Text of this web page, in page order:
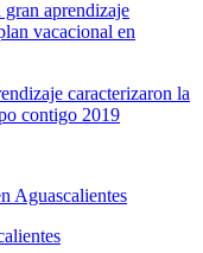
caracterizaron la
contigo 2019